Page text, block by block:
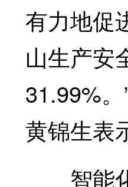
有力地促
山生产安
31.99%
黄锦生表
智能化